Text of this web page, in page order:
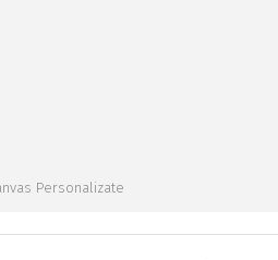
Personalizate